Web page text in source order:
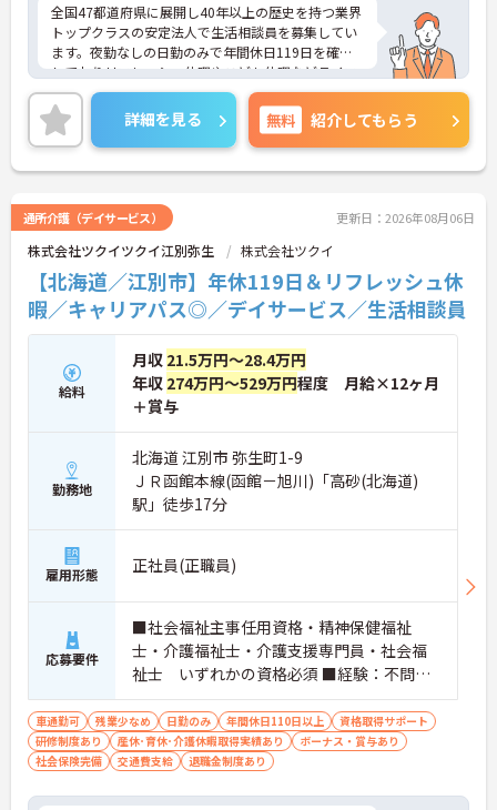
全国47都道府県に展開し40年以上の歴史を持つ業界
トップクラスの安定法人で生活相談員を募集してい
ます。夜勤なしの日勤のみで年間休日119日を確保
しておりリフレッシュ休暇やこども休暇などライフ
ステージに合わせた働き方が可能です。処遇改善手
当の全額還元や実績最大105万円の賞与に加え配偶
者1万円などの手厚い扶養手当をご用意しています。
独自の福利厚生制度によるお祝い金や宿泊費補助な
どスタッフの生活を支える制度も充実しています。
らのびのびと働ける風通しの良い職場です。階層別
研修や資格取得支援制度が整っているため有資格者
の方がこれまでのご経験を活かしながら将来の管理
職やスペシャリストへと着実にキャリアアップを目
指せるやりがいのある環境です。
★おすすめPOINT★
【ワークライフバランスの充実】
・夜勤なしの日勤のみで年間休日119日を確保 ・リ
フレッシュ休暇やこども休暇など特別休暇が充実
・産休育休や産後パパ育休制度など子育て支援体制
【安心の高待遇と福利厚生】
・処遇改善手当を毎月および半期末手当として全額
還元 ・配偶者1万円や満18歳未満の子5千円の手厚
い扶養手当を支給
・結婚・出生・入学のお祝い金やヘルスチェック補
助など独自の福利厚生制度を用意
【資格を活かせるキャリアアップ環境】
・管理職や他職種への転換など多彩なキャリアプラ
ンを用意
・髪色やネイルなどが自由で個性を大切にできる社
詳細を見る 無料 紹介してもらう
通所介護（デイサービス） 更新日：2026年08月06日
株式会社ツクイツクイ江別弥生 株式会社ツクイ
【北海道／江別市】年休119日＆リフレッシュ休
暇／キャリアパス◎／デイサービス／生活相談員
給料
月収 21.5万円～28.4万円
年収 274万円～529万円程度 月給×12ヶ月
＋賞与
勤務地
北海道 江別市 弥生町1-9
ＪＲ函館本線(函館－旭川)「高砂(北海道)
駅」徒歩17分
雇用形態 正社員(正職員)
応募要件
■社会福祉主事任用資格・精神保健福祉
士・介護福祉士・介護支援専門員・社会福
祉士 いずれかの資格必須 ■経験：不問
※ただし、介護福祉士の場合、社会福祉施
設等において実務経験が1年以上必須
車通勤可 残業少なめ 日勤のみ 年間休日110日以上
資格取得サポート
研修制度あり
産休･育休･介護休暇取得実績あり
ボーナス・賞与あり
社会保険完備
交通費支給 退職金制度あり